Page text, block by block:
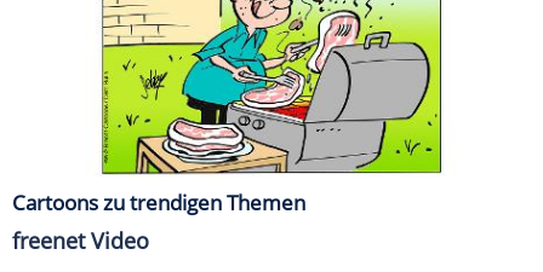
Cartoons zu trendigen Themen
freenet Video